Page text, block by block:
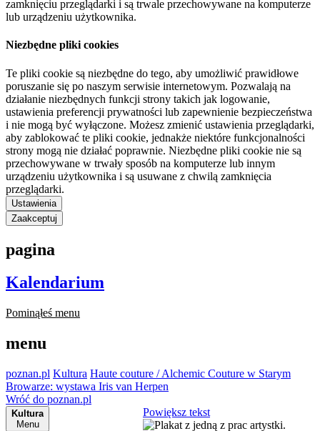
zamknięciu przeglądarki i są trwale przechowywane na komputerze
lub urządzeniu użytkownika.
Niezbędne pliki cookies
Te pliki cookie są niezbędne do tego, aby umożliwić prawidłowe
poruszanie się po naszym serwisie internetowym. Pozwalają na
działanie niezbędnych funkcji strony takich jak logowanie,
ustawienia preferencji prywatności lub zapewnienie bezpieczeństwa
i nie mogą być wyłączone. Możesz zmienić ustawienia przeglądarki,
aby zablokować te pliki cookie, jednakże niektóre funkcjonalności
strony mogą nie działać poprawnie. Niezbędne pliki cookie nie są
przechowywane w trwały sposób na komputerze lub innym
urządzeniu użytkownika i są usuwane z chwilą zamknięcia
przeglądarki.
Ustawienia
Zaakceptuj
pagina
Kalendarium
Pominąłeś menu
menu
poznan.pl Kultura Haute couture / Alchemic Couture w Starym
Browarze: wystawa Iris van Herpen
Wróć do poznan.pl
Kultura
Menu
Powiększ tekst